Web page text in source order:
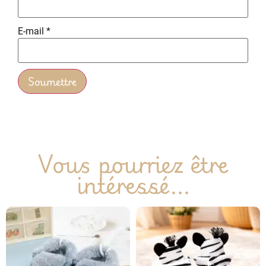
E-mail *
Vous pourriez être
intéressé...